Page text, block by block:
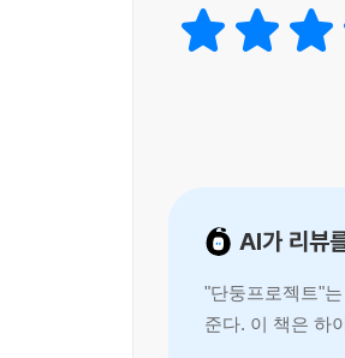
--- 「제21장: 스마트매틱
--- 「제24장: A-WEB의
우고 차베스가 처음 권력
그 나라가 지금의 베네수
AI가 리뷰
"단둥프로젝트"
준다. 이 책은 하